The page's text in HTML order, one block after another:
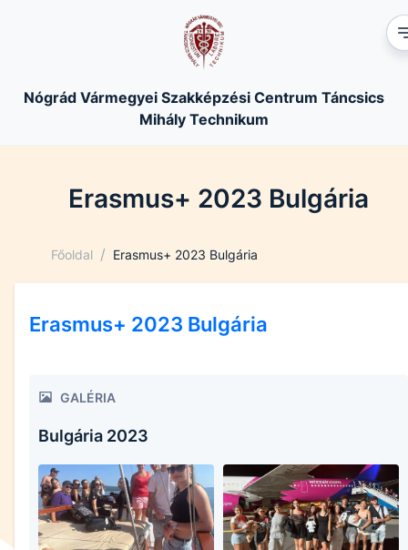
Nógrád Vármegyei Szakképzési Centrum Táncsics
Mihály Technikum
Erasmus+ 2023 Bulgária
Főoldal / Erasmus+ 2023 Bulgária
Erasmus+ 2023 Bulgária
GALÉRIA
Bulgária 2023